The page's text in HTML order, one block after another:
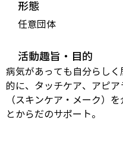
形態
任意団体
活動趣旨・目的
病気があっても自分らしく
的に、タッチケア、アピア
（スキンケア・メーク）
とからだのサポート。